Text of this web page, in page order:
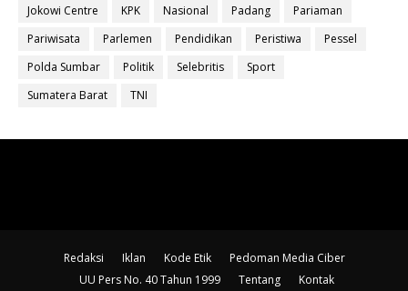
Jokowi Centre
KPK Nasional Padang
Pariaman
Pariwisata
Parlemen Pendidikan Peristiwa
Pessel
Polda Sumbar
Politik Selebritis
Sport
Sumatera Barat
TNI
Redaksi Iklan Kode Etik
Pedoman Media Ciber
UU Pers No. 40 Tahun 1999
Tentang Kontak